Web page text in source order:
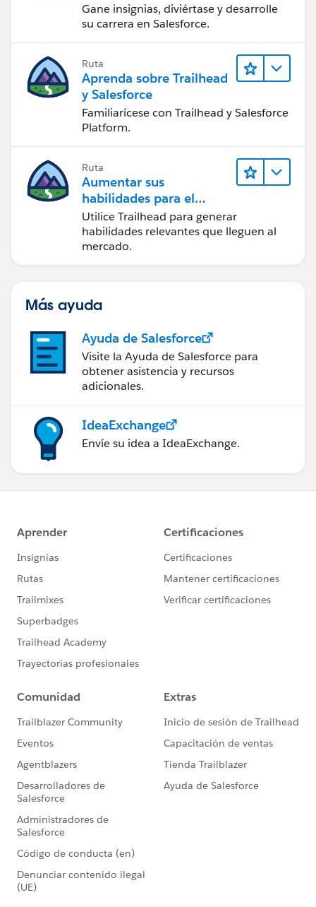
Gane insignias, diviértase y desarrolle
su carrera en Salesforce.
Ruta
Aprenda sobre Trailhead
y Salesforce
Familiarícese con Trailhead y Salesforce
Platform.
Ruta
Aumentar sus
habilidades para el
futuro con Trailhead
Utilice Trailhead para generar
habilidades relevantes que lleguen al
mercado.
Más ayuda
Ayuda de Salesforce
Visite la Ayuda de Salesforce para
obtener asistencia y recursos
adicionales.
IdeaExchange
Envíe su idea a IdeaExchange.